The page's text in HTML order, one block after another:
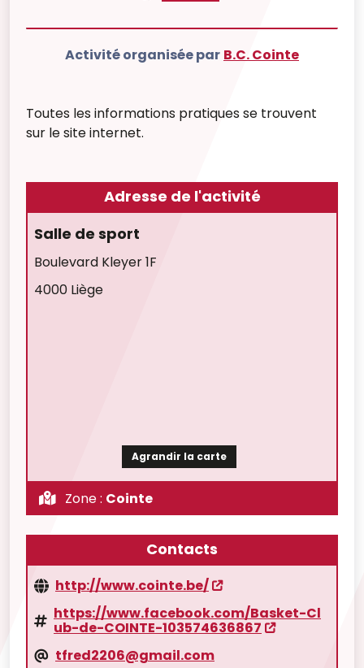
Activité organisée par B.C. Cointe
Toutes les informations pratiques se trouvent
sur le site internet.
Adresse de l'activité
Salle de sport
Boulevard Kleyer 1F
4000 Liège
Agrandir la carte
Zone : Cointe
Contacts
http://www.cointe.be/
https://www.facebook.com/Basket-Cl
ub-de-COINTE-103574636867
tfred2206@gmail.com